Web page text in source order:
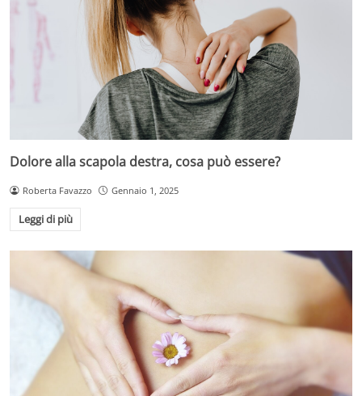
Dolore alla scapola destra, cosa può essere?
Roberta Favazzo Gennaio 1, 2025
Leggi di più